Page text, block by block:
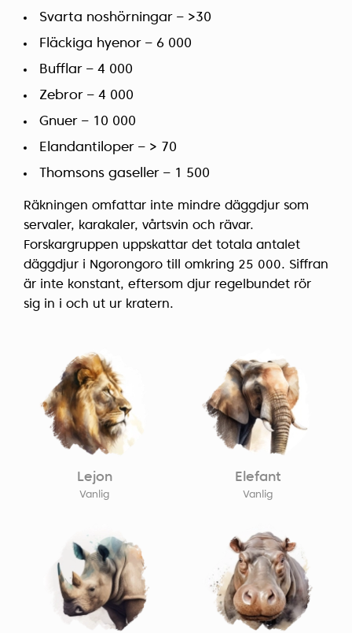
Svarta noshörningar – >30
Fläckiga hyenor – 6 000
Bufflar – 4 000
Zebror – 4 000
Gnuer – 10 000
Elandantiloper – > 70
Thomsons gaseller – 1 500
Räkningen omfattar inte mindre däggdjur som
servaler, karakaler, vårtsvin och rävar.
Forskargruppen uppskattar det totala antalet
däggdjur i Ngorongoro till omkring 25 000. Siffran
är inte konstant, eftersom djur regelbundet rör
sig in i och ut ur kratern.
Lejon
Vanlig
Elefant
Vanlig